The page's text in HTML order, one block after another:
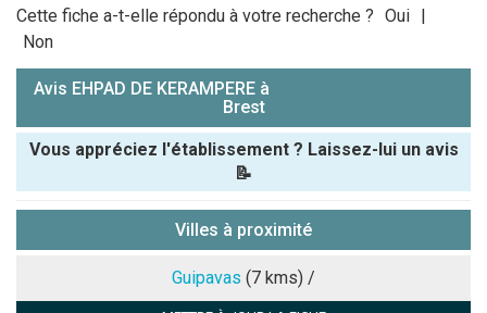
Cette fiche a-t-elle répondu à votre recherche ? Oui |
Non
Avis EHPAD DE KERAMPERE à
Brest
Vous appréciez l'établissement ? Laissez-lui un avis
📝
Note que vous souhaitez attribuer :
Villes à proximité
Guipavas (7 kms) /